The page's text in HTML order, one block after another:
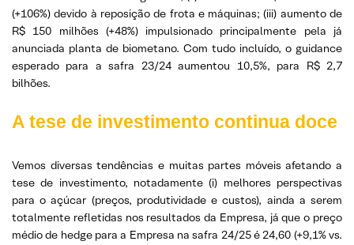
(+106%) devido à reposição de frota e máquinas; (iii) aumento de
R$ 150 milhões (+48%) impulsionado principalmente pela já
anunciada planta de biometano. Com tudo incluído, o guidance
esperado para a safra 23/24 aumentou 10,5%, para R$ 2,7
bilhões.
A tese de investimento continua doce
Vemos diversas tendências e muitas partes móveis afetando a
tese de investimento, notadamente (i) melhores perspectivas
para o açúcar (preços, produtividade e custos), ainda a serem
totalmente refletidas nos resultados da Empresa, já que o preço
médio de hedge para a Empresa na safra 24/25 é 24,60 (+9,1% vs.